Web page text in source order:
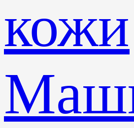
кожи